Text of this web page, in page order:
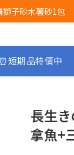
即點擊火速搶購
獅子砂木薯砂1包
即點擊火速搶購
⏰短期品特價中
長生
拿魚+